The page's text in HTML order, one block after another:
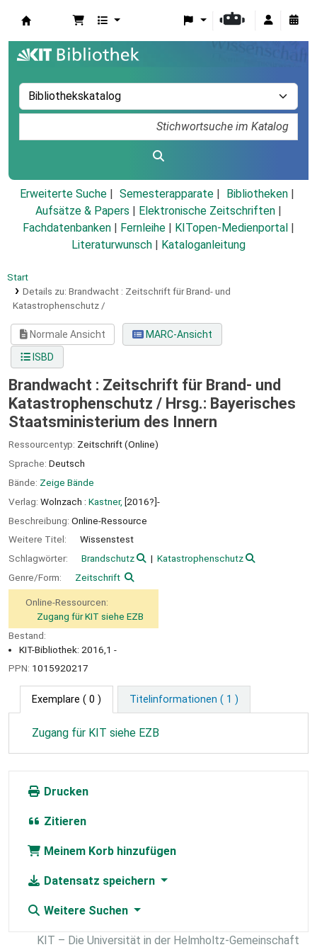
Erweiterte Suche Semesterapparate
Bibliotheken
Aufsätze & Papers
Elektronische Zeitschriften
Fachdatenbanken
Fernleihe KITopen-Medienportal
Literaturwunsch
Kataloganleitung
Start
Details zu: Brandwacht : Zeitschrift für Brand- und
Katastrophenschutz /
Normale Ansicht
MARC-Ansicht
ISBD
Brandwacht : Zeitschrift für Brand- und
Katastrophenschutz / Hrsg.: Bayerisches
Staatsministerium des Innern
Ressourcentyp: Zeitschrift (Online)
Sprache: Deutsch
Bände: Zeige Bände
Verlag: Wolnzach : Kastner, [2016?]-
Beschreibung: Online-Ressource
Weitere Titel:
Wissenstest
Schlagwörter:
Brandschutz
Katastrophenschutz
Genre/Form:
Zeitschrift
Online-Ressourcen:
Zugang für KIT siehe EZB
Bestand:
KIT-Bibliothek: 2016,1 -
PPN: 1015920217
Exemplare ( 0 ) Titelinformationen ( 1 )
Zugang für KIT siehe EZB
Drucken
Zitieren
Meinem Korb hinzufügen
Datensatz speichern
Weitere Suchen
KIT – Die Universität in der Helmholtz-Gemeinschaft